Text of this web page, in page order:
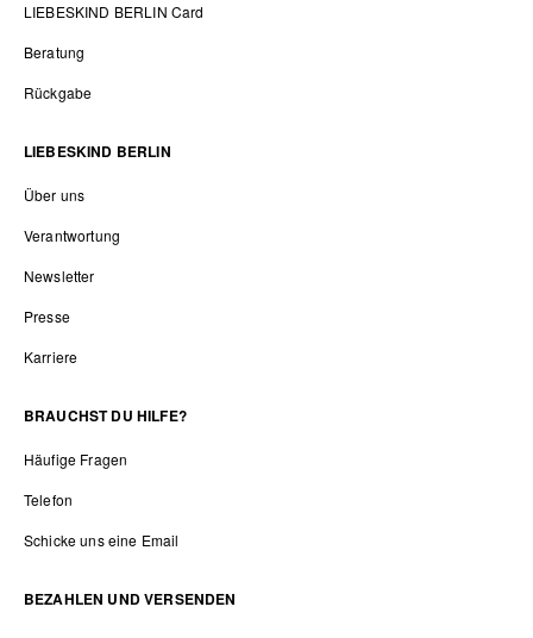
LIEBESKIND BERLIN Card
Beratung
Rückgabe
LIEBESKIND BERLIN
Über uns
Verantwortung
Newsletter
Presse
Karriere
BRAUCHST DU HILFE?
Häufige Fragen
Telefon
Schicke uns eine Email
BEZAHLEN UND VERSENDEN